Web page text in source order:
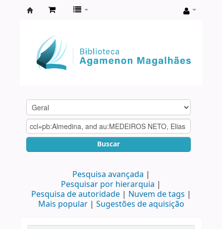
Agamenon
Magalhães
Buscar
Pesquisa avançada
Pesquisar por hierarquia
Pesquisa de autoridade
Nuvem de tags
Mais popular
Sugestões de aquisição